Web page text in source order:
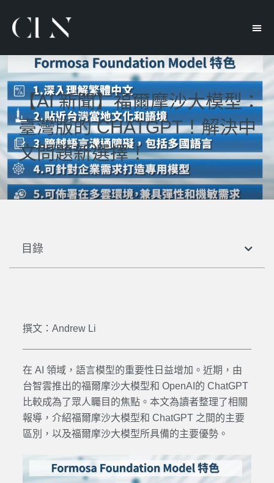
【AI 新聞】福爾摩沙大模型：
臺灣版的 CHATGPT！解決中
文問題新選擇！
目錄
撰文：Andrew Li
在 AI 領域，語言模型的重要性日益增加。近期，由
台智雲推出的福爾摩沙大模型和 OpenAI的 ChatGPT
比較成為了眾人矚目的焦點。本文為讀者整理了相關
報導，介紹福爾摩沙大模型和 ChatGPT之間的主要
區別，以及福爾摩沙大模型所具備的主要優勢。